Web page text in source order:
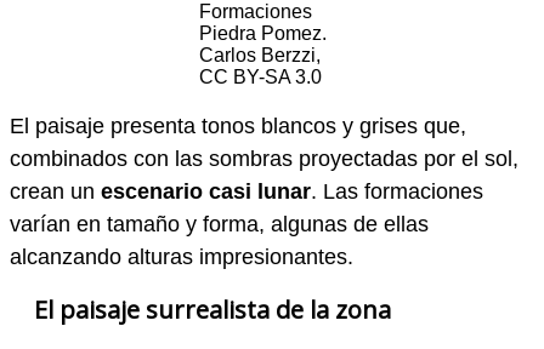
Formaciones
Piedra Pomez.
Carlos Berzzi,
CC BY-SA 3.0
El paisaje presenta tonos blancos y grises que,
combinados con las sombras proyectadas por el sol,
crean un escenario casi lunar. Las formaciones
varían en tamaño y forma, algunas de ellas
alcanzando alturas impresionantes.
El paisaje surrealista de la zona